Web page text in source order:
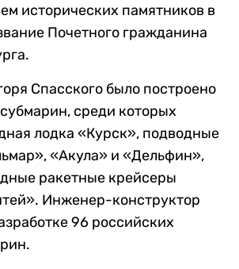
исторических памятников в
Почетного гражданина
Спасского было построено
среди которых
лодка «Курск», подводные
«Акула» и «Дельфин»,
ракетные крейсеры
Инженер-конструктор
96 российских